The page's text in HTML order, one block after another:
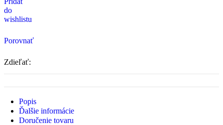
do
wishlistu
Porovnať
Zdieľať:
Popis
Ďalšie informácie
Doručenie tovaru